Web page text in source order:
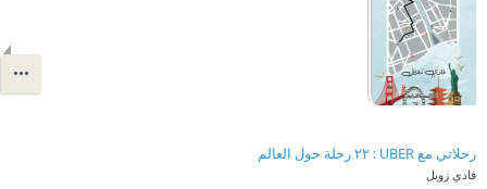
رحلاتي مع UBER : ٢٢ رحلة حول العالم
فادي زويل